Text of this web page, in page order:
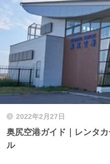
2022年2月27日
奥尻空港ガイド｜レンタ
ル